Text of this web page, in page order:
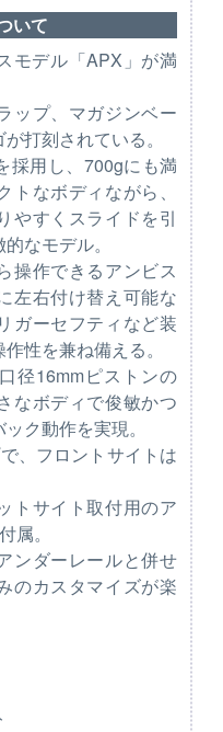
いて
モデル「APX」が満
ップ、マガジンベー
打刻されている。
採用し、700gにも満
なボディながら、
やすくスライドを引
なモデル。
操作できるアンビス
左右付け替え可能な
ガーセフティなど装
性を兼ね備える。
径16mmピストンの
なボディで俊敏かつ
ク動作を実現。
、フロントサイトは
トサイト取付用のア
属。
ンダーレールと併せ
のカスタマイズが楽